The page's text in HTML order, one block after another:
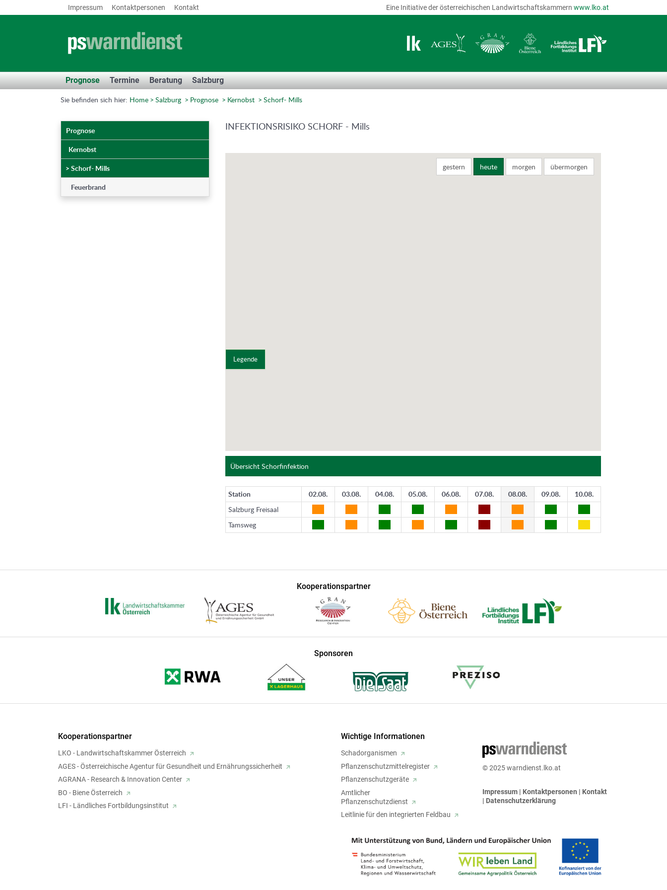
Impressum Kontaktpersonen Kontakt Eine Initiative der österreichischen Landwirtschaftskammern www.lko.at
Prognose Termine Beratung Salzburg
Sie befinden sich hier: Schorf- Mills
Kernobst
Prognose
Salzburg
Home
Prognose
Kernobst
> Schorf- Mills
Feuerbrand
INFEKTIONSRISIKO SCHORF - Mills
Kooperationspartner
Sponsoren
Kooperationspartner
LKO - Landwirtschaftskammer Österreich
AGES - Österreichische Agentur für Gesundheit und Ernährungssicherheit
AGRANA - Research & Innovation Center
BO - Biene Österreich
LFI - Ländliches Fortbildungsinstitut
Wichtige Informationen
Schadorganismen
Pflanzenschutzmittelregister
Pflanzenschutzgeräte
Amtlicher
Pflanzenschutzdienst
Leitlinie für den integrierten Feldbau
© 2025 warndienst.lko.at
Impressum | Kontaktpersonen | Kontakt
| Datenschutzerklärung